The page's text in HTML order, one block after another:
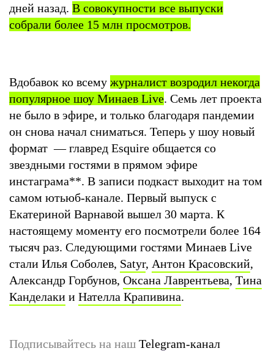
дней назад. В совокупности все выпуски
собрали более 15 млн просмотров.
Вдобавок ко всему журналист возродил некогда
популярное шоу Минаев Live. Семь лет проекта
не было в эфире, и только благодаря пандемии
он снова начал сниматься. Теперь у шоу новый
формат — главред Esquire общается со
звездными гостями в прямом эфире
инстаграма**. В записи подкаст выходит на том
самом ютьюб-канале. Первый выпуск с
Екатериной Варнавой вышел 30 марта. К
настоящему моменту его посмотрели более 164
тысяч раз. Следующими гостями Минаев Live
стали Илья Соболев, Satyr, Антон Красовский,
Александр Горбунов, Оксана Лаврентьева, Тина
Канделаки и Нателла Крапивина.
Подписывайтесь на наш Telegram-канал